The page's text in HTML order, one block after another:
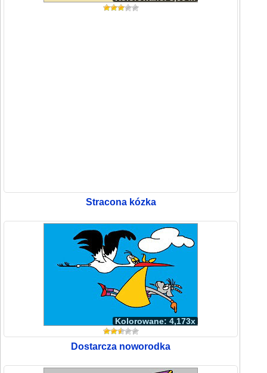
Stracona kózka
Kolorowane: 4,173x
Dostarcza noworodka